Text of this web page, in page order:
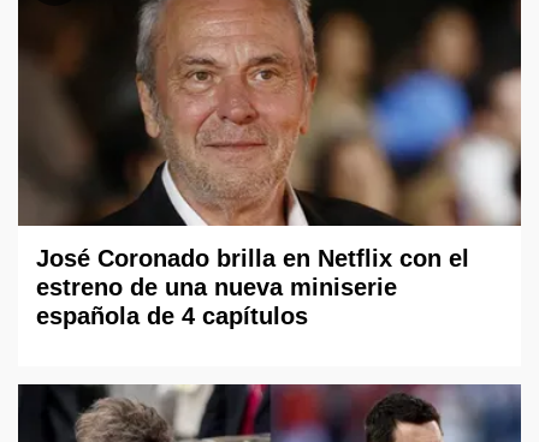
José Coronado brilla en Netflix con el
estreno de una nueva miniserie
española de 4 capítulos